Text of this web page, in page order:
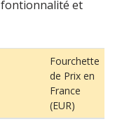
et
Fourchette
de Prix en
France
(EUR)